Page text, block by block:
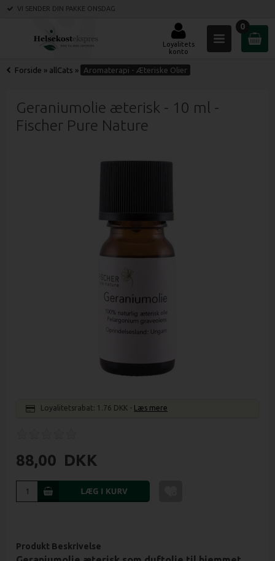
VI SENDER DIN PAKKE ONSDAG
0
Loyalitets
konto
Forside » allCats » Aromaterapi - Æteriske Olier
Geraniumolie æterisk - 10 ml -
Fischer Pure Nature
Loyalitetsrabat: 1.76 DKK - Læs mere
88,00 DKK
Produkt Beskrivelse